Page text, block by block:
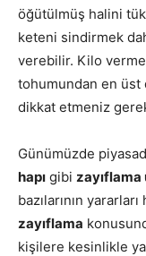
öğütülmüş halini
keteni sindirmek
verebilir. Kilo
tohumundan en üst
dikkat etmeniz
Günümüzde
hapı gibi
bazılarının
zayıflama
kişilere kesinlikle